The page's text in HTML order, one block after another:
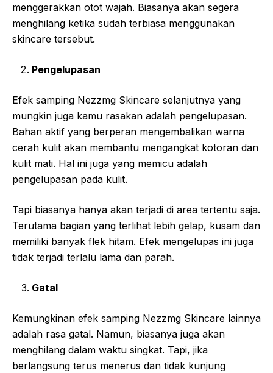
menggerakkan otot wajah. Biasanya akan segera
menghilang ketika sudah terbiasa menggunakan
skincare tersebut.
Pengelupasan
Efek samping Nezzmg Skincare selanjutnya yang
mungkin juga kamu rasakan adalah pengelupasan.
Bahan aktif yang berperan mengembalikan warna
cerah kulit akan membantu mengangkat kotoran dan
kulit mati. Hal ini juga yang memicu adalah
pengelupasan pada kulit.
Tapi biasanya hanya akan terjadi di area tertentu saja.
Terutama bagian yang terlihat lebih gelap, kusam dan
memiliki banyak flek hitam. Efek mengelupas ini juga
tidak terjadi terlalu lama dan parah.
Gatal
Kemungkinan efek samping Nezzmg Skincare lainnya
adalah rasa gatal. Namun, biasanya juga akan
menghilang dalam waktu singkat. Tapi, jika
berlangsung terus menerus dan tidak kunjung